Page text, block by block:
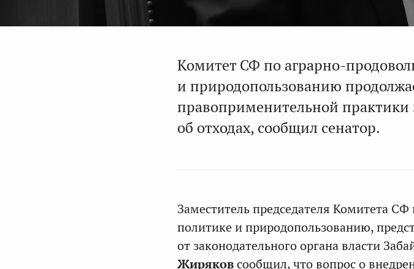
Комитет СФ по аграрно-
и природопользованию
правоприменительной практики
об отходах, сообщил сенатор.
Заместитель председателя Комитета
политике и природопользованию,
от законодательного органа власти
Жиряковсообщил, что вопрос о